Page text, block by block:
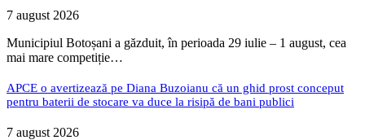
7 august 2026
Municipiul Botoșani a găzduit, în perioada 29 iulie – 1 august, cea
mai mare competiție…
APCE o avertizează pe Diana Buzoianu că un ghid prost conceput
pentru baterii de stocare va duce la risipă de bani publici
7 august 2026